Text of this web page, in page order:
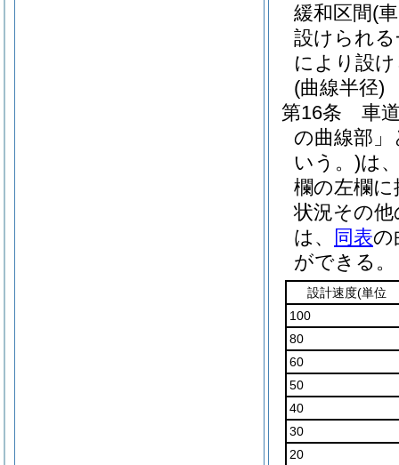
緩和区間(
設けられ
により設
(曲線半径)
第16条
車
の曲線部
いう。)は
欄の左欄
状況その
は、
同表の
ができる。
設計速度(単位
100
80
60
50
40
30
20